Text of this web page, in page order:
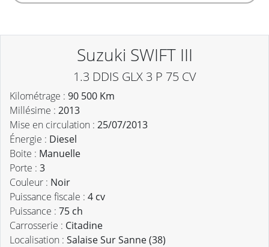
Suzuki SWIFT III
1.3 DDIS GLX 3 P 75 CV
Kilométrage : 90 500 Km
Millésime : 2013
Mise en circulation : 25/07/2013
Énergie : Diesel
Boite : Manuelle
Porte : 3
Couleur : Noir
Puissance fiscale : 4 cv
Puissance : 75 ch
Carrosserie : Citadine
Localisation : Salaise Sur Sanne (38)